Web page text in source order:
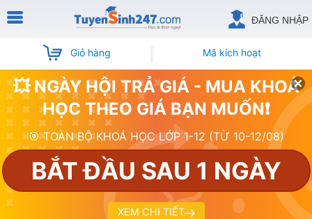
ĐĂNG NHẬP
Giỏ hàng Mã kích hoạt
💥 NGÀY HỘI TRẢ GIÁ - MUA KHOÁ
HỌC THEO GIÁ BẠN MUỐN❗
🎯 TOÀN BỘ KHOÁ HỌC LỚP 1-12 (TỪ 10-12/08)
BẮT ĐẦU SAU 1 NGÀY
XEM CHI TIẾT